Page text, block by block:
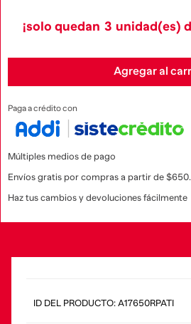
¡solo quedan 3 unidad(es)
Agregar al
Paga a crédito con
Múltiples medios de pago
Envíos gratis por compras a partir de
Haz tus cambios y devoluciones fácilmente
: A17650RPATI